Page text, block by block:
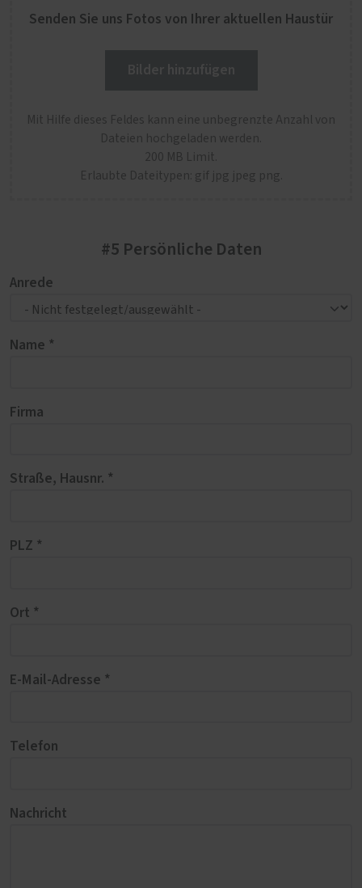
Senden Sie uns Fotos von Ihrer aktuellen Haustür
Mit Hilfe dieses Feldes kann eine unbegrenzte Anzahl von
Dateien hochgeladen werden.
200 MB Limit.
Erlaubte Dateitypen: gif jpg jpeg png.
#5 Persönliche Daten
Anrede
Name *
Firma
Straße, Hausnr. *
PLZ *
Ort *
E-Mail-Adresse *
Telefon
Nachricht